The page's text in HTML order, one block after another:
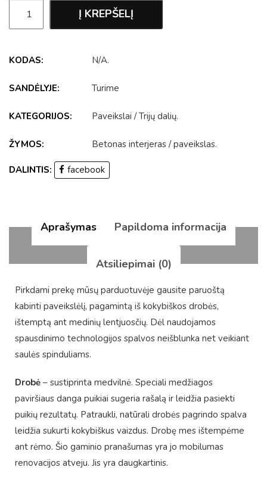
Į KREPŠELĮ
KODAS: N/A.
SANDĖLYJE: Turime
KATEGORIJOS: Paveikslai /Trijų dalių.
ŽYMOS: Betonas interjeras /paveikslas.
DALINTIS: facebook
Aprašymas Papildoma informacija
Atsiliepimai (0)
Pirkdami prekę mūsų parduotuvėje gausite paruoštą
kabinti paveikslėlį, pagamintą iš kokybiškos drobės,
ištemptą ant medinių lentjuosčių. Dėl naudojamos
spausdinimo technologijos spalvos neišblunka net veikiant
saulės spinduliams.
Drobė – sustiprinta medvilnė. Speciali medžiagos
paviršiaus danga puikiai sugeria rašalą ir leidžia pasiekti
puikių rezultatų. Patraukli, natūrali drobės pagrindo spalva
leidžia sukurti kokybiškus vaizdus. Drobę mes ištempėme
ant rėmo. Šio gaminio pranašumas yra jo mobilumas
renovacijos atveju. Jis yra daugkartinis.